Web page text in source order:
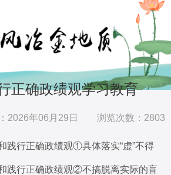
正确政绩观学习教育
年06月29日 浏览次数： 2803
践行正确政绩观①具体落实“虚”不得
践行正确政绩观②不搞脱离实际的盲